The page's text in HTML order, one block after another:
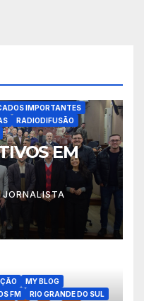
IMPORTANTES
RADIODIFUSÃO
EM
JORNALISTA
MY BLOG
FM RIO GRANDE DO SUL